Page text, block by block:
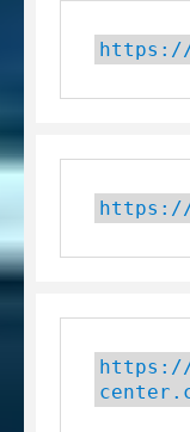
https://
https://
https://